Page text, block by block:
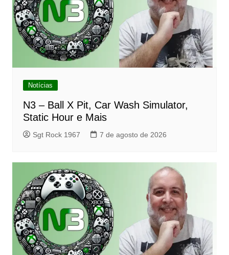
Notícias
N3 – Ball X Pit, Car Wash Simulator,
Static Hour e Mais
Sgt Rock 1967 7 de agosto de 2026